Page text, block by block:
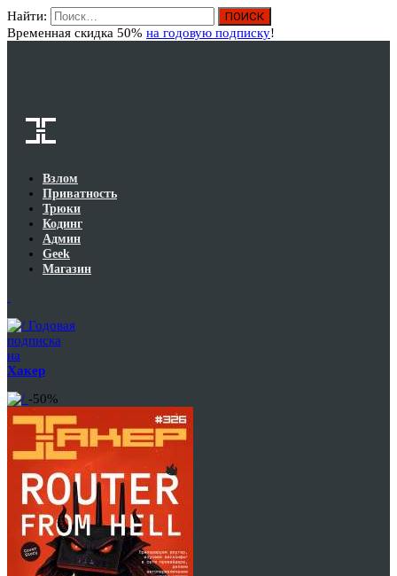
Найти:
Временная скидка 50% на годовую подписку!
Взлом
Приватность
Трюки
Кодинг
Админ
Geek
Магазин
Годовая
подписка
на
Хакер
-50%